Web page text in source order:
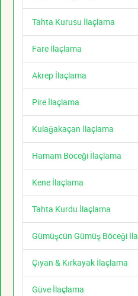
Tahta Kurusu İlaçlama
Fare İlaçlama
Akrep İlaçlama
Pire İlaçlama
Kulağakaçan İlaçlama
Hamam Böceği İlaçlama
Kene İlaçlama
Tahta Kurdu İlaçlama
Gümüşcün Gümüş Böceği
Çıyan & Kırkayak İlaçlama
Güve İlaçlama